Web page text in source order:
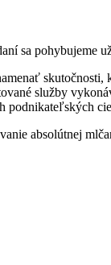
sa pohybujeme
služby
podnikateľských
absolútnej